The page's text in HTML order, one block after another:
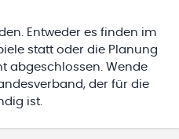
Entweder es finden im
statt oder die Planung
abgeschlossen. Wende
der für die
ist.